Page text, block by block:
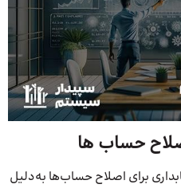
حساب‌ ها
برای اصلاح حساب‌ها به‌دلیل